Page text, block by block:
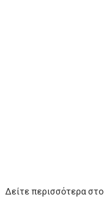
Δείτε περισσότερα στο